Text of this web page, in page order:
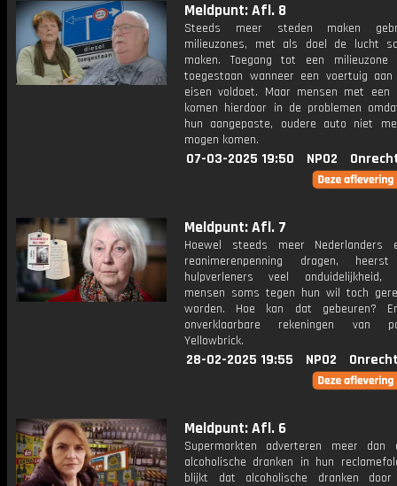
Meldpunt: Afl. 8
Steeds meer steden maken
milieuzones, met als doel de lucht
maken. Toegang tot een
toegestaan wanneer een voertuig aan
eisen voldoet. Maar mensen met een
komen hierdoor in de problemen
hun aangepaste, oudere auto niet
mogen komen.
07-03-2025 19:50 NPO2
Meldpunt: Afl. 7
Hoewel steeds meer Nederlanders
reanimerenpenning dragen,
hulpverleners veel onduidelijkheid,
mensen soms tegen hun wil toch
worden. Hoe kan dat gebeuren?
onverklaarbare rekeningen van
Yellowbrick.
28-02-2025 19:55 NPO2
Meldpunt: Afl. 6
Supermarkten adverteren meer dan
alcoholische dranken in hun
blijkt dat alcoholische dranken